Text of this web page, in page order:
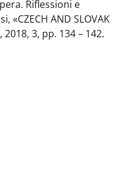
Riflessioni e
AND SLOVAK
2018, 3, pp. 134 – 142.